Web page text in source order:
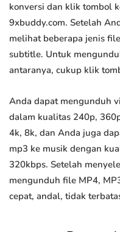
konversi dan klik tombol
9xbuddy.com. Setelah
melihat beberapa jenis
subtitle. Untuk
antaranya, cukup klik
Anda dapat mengunduh
dalam kualitas 240p,
4k, 8k, dan Anda juga
mp3 ke musik dengan
320kbps. Setelah
mengunduh file MP4,
cepat, andal, tidak